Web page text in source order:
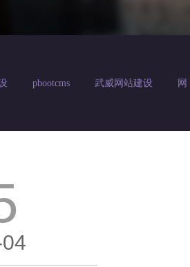
pbootcms 武威网站建设 网